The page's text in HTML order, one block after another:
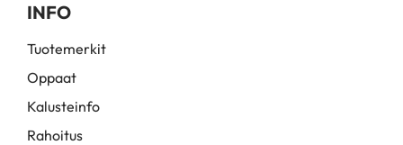
INFO
Tuotemerkit
Oppaat
Kalusteinfo
Rahoitus